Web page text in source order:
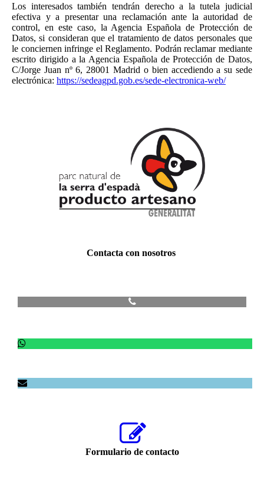
Los interesados también tendrán derecho a la tutela judicial
efectiva y a presentar una reclamación ante la autoridad de
control, en este caso, la Agencia Española de Protección de
Datos, si consideran que el tratamiento de datos personales que
le conciernen infringe el Reglamento. Podrán reclamar mediante
escrito dirigido a la Agencia Española de Protección de Datos,
C/Jorge Juan nº 6, 28001 Madrid o bien accediendo a su sede
electrónica: https://sedeagpd.gob.es/sede-electronica-web/
Contacta con nosotros
Formulario de contacto